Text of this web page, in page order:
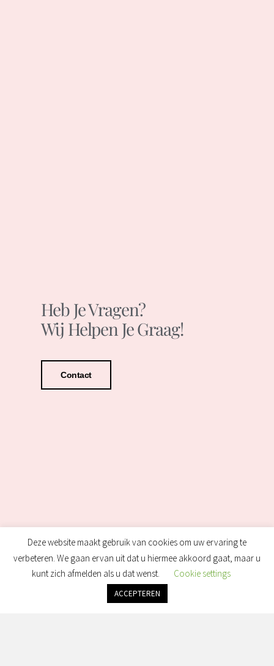
Heb Je Vragen?
Wij Helpen Je Graag!
Contact
Deze website maakt gebruik van cookies om uw ervaring te
verbeteren. We gaan ervan uit dat u hiermee akkoord gaat, maar u
kunt zich afmelden als u dat wenst.
Cookie settings
ACCEPTEREN